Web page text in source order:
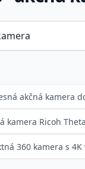
akčná kamera
kamera Ricoh
360 kamera s 4K